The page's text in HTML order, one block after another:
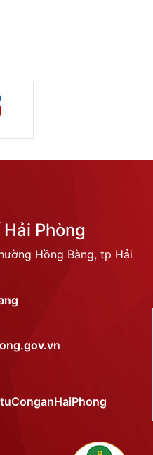
Phòng
Hồng Bàng, tp Hải